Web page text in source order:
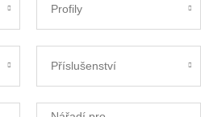
Profily
Příslušenství